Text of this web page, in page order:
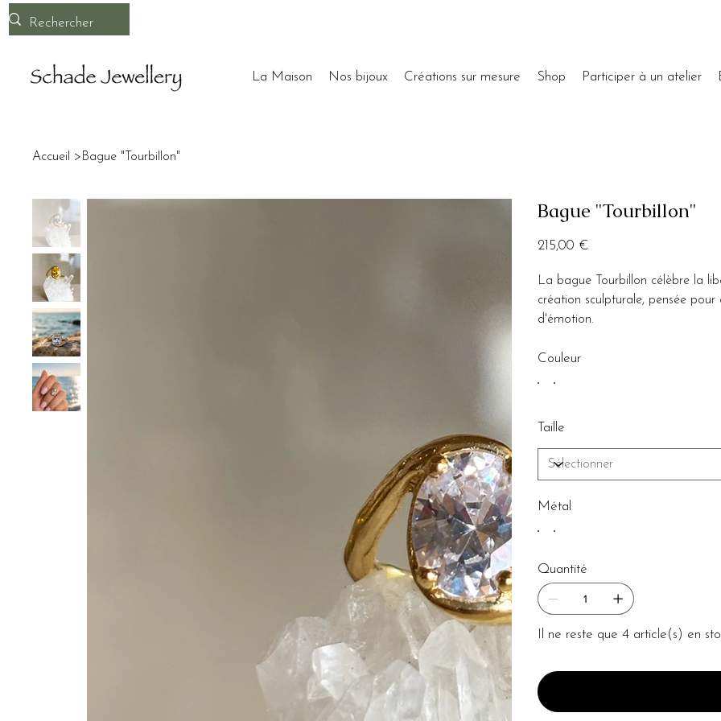
La Maison Nos bijoux Créations sur mesure Shop Participer à un atelier
Accueil >Bague "Tourbillon"
Bague "Tourbillon"
215,00 €
La bague Tourbillon célèbre la
création sculpturale, pensée
d'émotion.
Couleur
Taille
Métal
Quantité
Il ne reste que 4 article(s) en